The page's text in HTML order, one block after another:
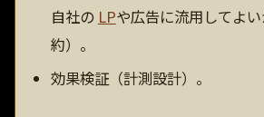
自社の LPや広告に流用してよ
約）。
効果検証（計測設計）。